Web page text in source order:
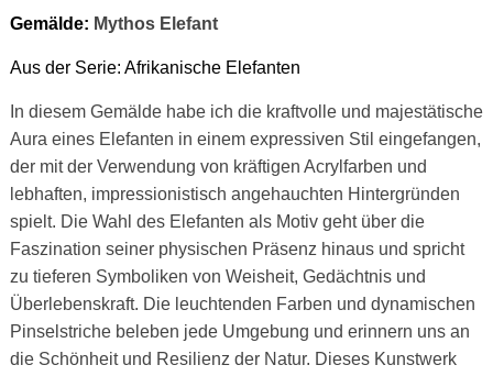
Gemälde: Mythos Elefant
Aus der Serie: Afrikanische Elefanten
In diesem Gemälde habe ich die kraftvolle und majestätische
Aura eines Elefanten in einem expressiven Stil eingefangen,
der mit der Verwendung von kräftigen Acrylfarben und
lebhaften, impressionistisch angehauchten Hintergründen
spielt. Die Wahl des Elefanten als Motiv geht über die
Faszination seiner physischen Präsenz hinaus und spricht
zu tieferen Symboliken von Weisheit, Gedächtnis und
Überlebenskraft. Die leuchtenden Farben und dynamischen
Pinselstriche beleben jede Umgebung und erinnern uns an
die Schönheit und Resilienz der Natur. Dieses Kunstwerk